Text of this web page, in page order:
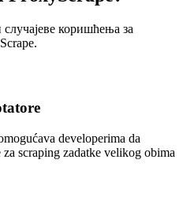
коришћења за
developerima da
scraping zadatke velikog obima